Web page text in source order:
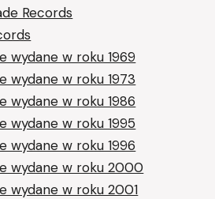
Records
wydane w roku 1969
wydane w roku 1973
wydane w roku 1986
wydane w roku 1995
wydane w roku 1996
wydane w roku 2000
wydane w roku 2001